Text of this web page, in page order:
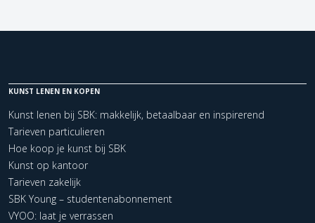
KUNST LENEN EN KOPEN
Kunst lenen bij SBK: makkelijk, betaalbaar en inspirerend
Tarieven particulieren
Hoe koop je kunst bij SBK
Kunst op kantoor
Tarieven zakelijk
SBK Young – studentenabonnement
VYOO: laat je verrassen